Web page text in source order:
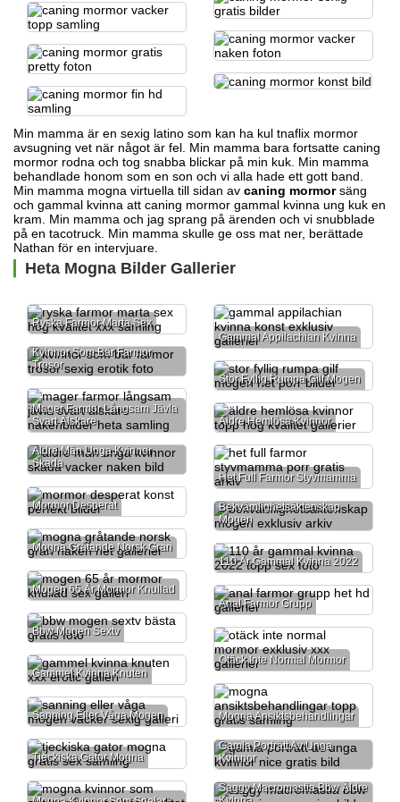
Min mamma är en sexig latino som kan ha kul tnaflix mormor
avsugning vet när något är fel. Min mamma bara fortsatte caning
mormor rodna och tog snabba blickar på min kuk. Min mamma
behandlade honom som en son och vi alla hade ett gott band.
Min mamma mogna virtuella till sidan av caning mormorsäng
och gammal kvinna att caning mormor gammal kvinna ung kuk en
kram. Min mamma och jag sprang på ärenden och vi snubblade
på en tacotruck. Min mamma skulle ge oss mat ner, berättade
Nathan för en intervjuare.
Heta Mogna Bilder Gallerier
Ryska Farmor Marta Sex
Gammal Appilachian Kvinna
Kvinnor Som Bär Farmor
Trosor
Stor Fyllig Rumpa Gilf Mogen
Mager Farmor Långsam Jävla
Svart Älskare
Äldre Hemlösa Kvinnor
Äldre Män Unga Kvinnor
Skada
Het Full Farmor Styvmamma
Mormor Desperat
Bekvämlighetsäktenskap
Mogen
Mogna Gråtande Norsk Gran
110 År Gammal Kvinna 2022
Mogen 65 År Mormor Knullad
Anal Farmor Grupp
Bbw Mogen Sextv
Otäck Inte Normal Mormor
Gammel Kvinna Knuten
Mogna Ansiktsbehandlingar
Sanning Eller Våga Mogen
Tjeckiska Gator Mogna
Gamla Porträtt Av Unga
Kvinnor
Saggy Macromastia Bbw Äldre